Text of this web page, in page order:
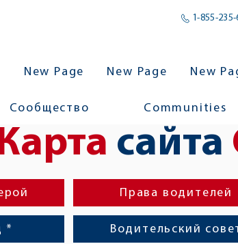
1-855-235-
New Page New Page New
Сообщество Communities
сайта
Права водителей
* Водительский